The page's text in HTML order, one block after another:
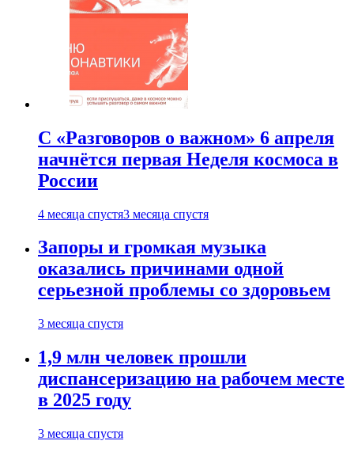
С «Разговоров о важном» 6 апреля
начнётся первая Неделя космоса в
России
4 месяца спустя3 месяца спустя
Запоры и громкая музыка
оказались причинами одной
серьезной проблемы со здоровьем
3 месяца спустя
1,9 млн человек прошли
диспансеризацию на рабочем месте
в 2025 году
3 месяца спустя